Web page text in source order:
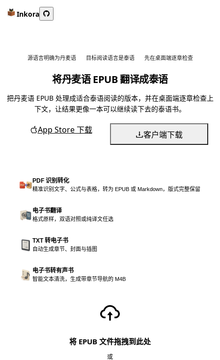
Inkora
源语言明确为丹麦语 目标阅读语言是泰语 先在桌面端逐章检查
将丹麦语 EPUB 翻译成泰语
把丹麦语 EPUB 处理成适合泰语阅读的版本，并在桌面端逐章检查上
下文，让结果更像一本可以继续读下去的泰语书。
App Store 下载 客户端下载
PDF 识别转化
精准识别文字、公式与表格，转为 EPUB 或 Markdown，版式完整保留
电子书翻译
格式原样，双语对照或纯译文任选
TXT 转电子书
自动生成章节、封面与插图
电子书转有声书
智能文本清洗，生成带章节导航的 M4B
将 EPUB 文件拖拽到此处
或